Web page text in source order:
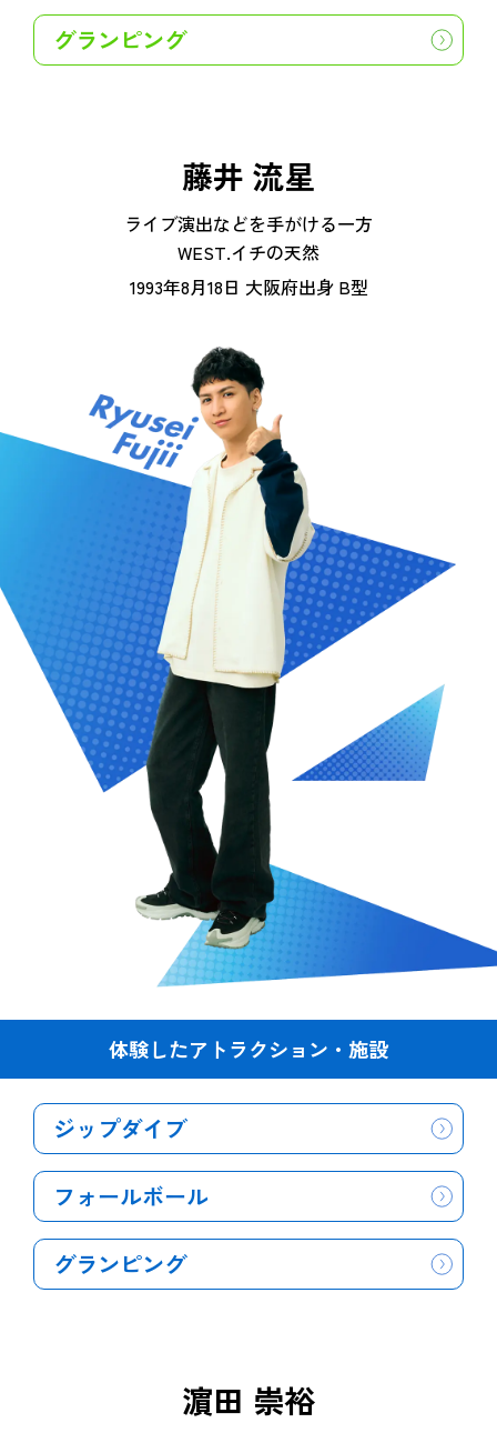
グランピング
藤井 流星
ライブ演出などを手がける一方
WEST.イチの天然
1993年8月18日 大阪府出身 B型
体験したアトラクション・施設
ジップダイブ
フォールボール
グランピング
濵田 崇裕